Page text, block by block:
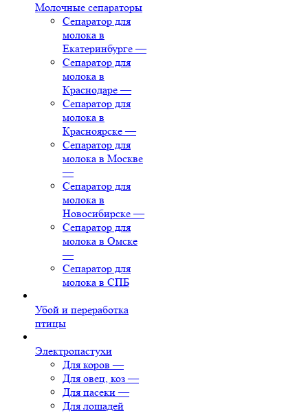
Молочные сепараторы
Сепаратор для
молока в
Екатеринбурге —
Сепаратор для
молока в
Краснодаре —
Сепаратор для
молока в
Красноярске —
Сепаратор для
молока в Москве
—
Сепаратор для
молока в
Новосибирске —
Сепаратор для
молока в Омске
—
Сепаратор для
молока в СПБ
Убой и переработка
птицы
Электропастухи
Для коров —
Для овец, коз —
Для пасеки —
Для лошадей